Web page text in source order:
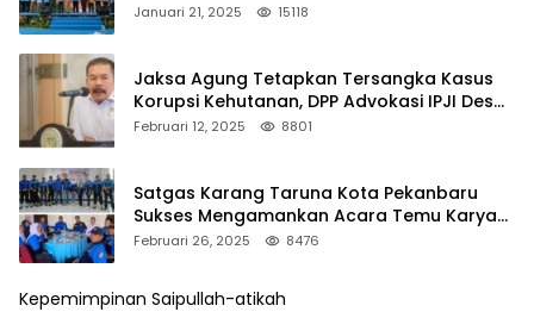
Januari 21, 2025 15118
Jaksa Agung Tetapkan Tersangka Kasus
Korupsi Kehutanan, DPP Advokasi IPJI Desak
Pengusutan Pajak RAPP
Februari 12, 2025 8801
Satgas Karang Taruna Kota Pekanbaru
Sukses Mengamankan Acara Temu Karya
VII Karang Taruna Pekanbaru
Februari 26, 2025 8476
Kepemimpinan Saipullah-atikah